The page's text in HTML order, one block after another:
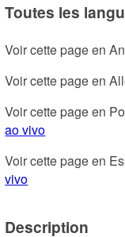
Toutes les
Voir cette page en
Voir cette page en
Voir cette page en
ao vivo
Voir cette page en
vivo
Description